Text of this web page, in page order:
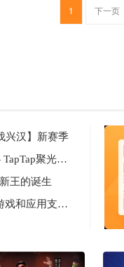
1 下一页
兴汉】新赛季
2天见证新时代游戏研发的速度与潜能 —— TapTap聚光灯48小时GameJam开启报名
王的诞生
Computex 2025: RTX 5060上市，超125款游戏和应用支持DLSS 4